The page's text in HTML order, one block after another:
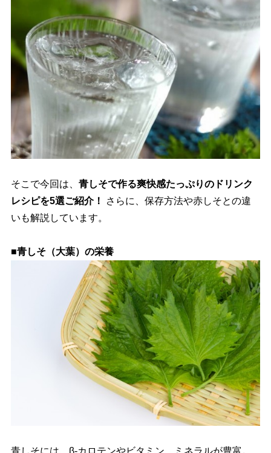
そこで今回は、 青しそで作る爽快感たっぷりのドリンク
レシピを5選ご紹介！
さらに、保存方法や赤しそとの違
いも解説しています。
■青しそ（大葉）の栄養